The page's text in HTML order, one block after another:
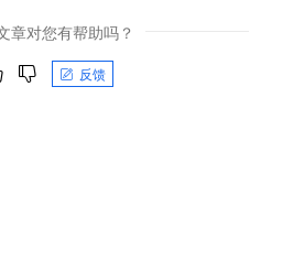
章对您有帮助吗？
反馈